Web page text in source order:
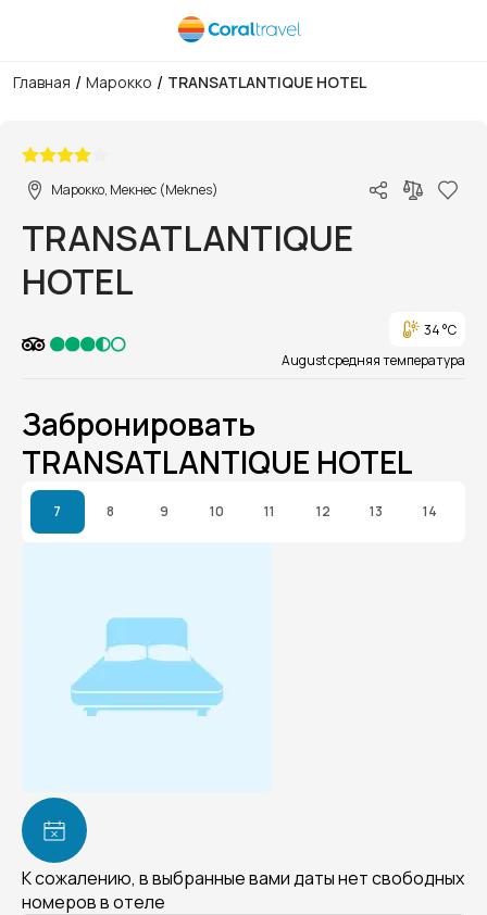
Главная / Марокко / TRANSATLANTIQUE HOTEL
Марокко, Мекнес (Meknes)
TRANSATLANTIQUE
HOTEL
34 °C
August средняя температура
Забронировать
TRANSATLANTIQUE HOTEL
7 8 9 10 11 12 13 14
К сожалению, в выбранные вами даты нет свободных
номеров в отеле